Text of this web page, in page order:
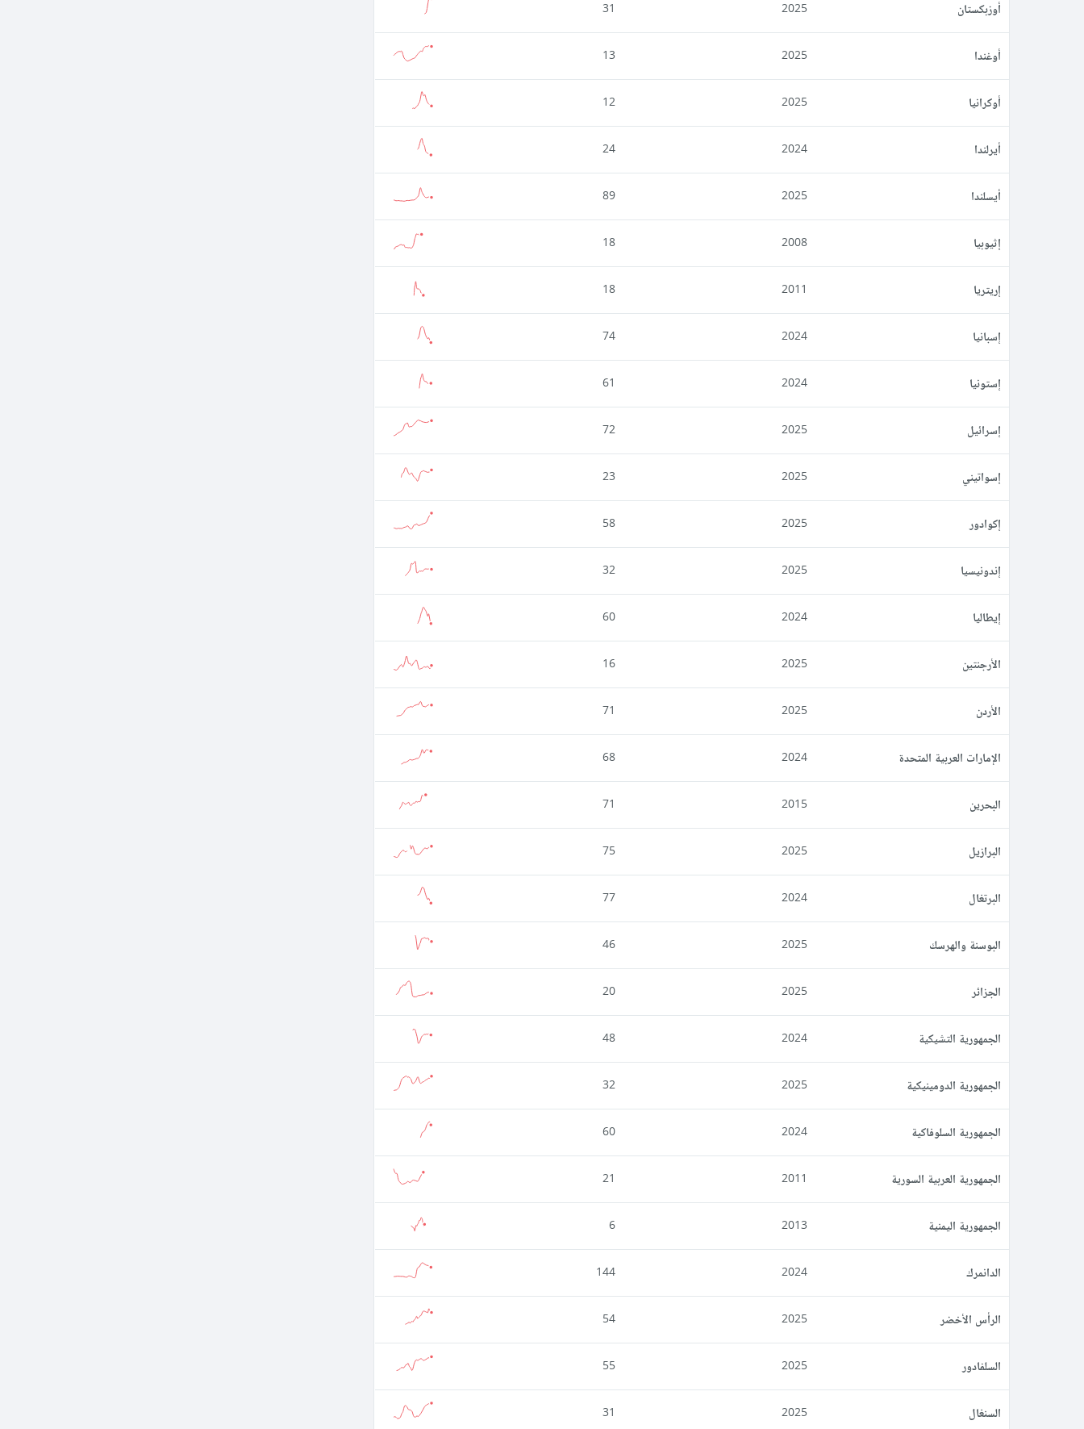
أوزبكستان 2025
31
أوغندا 2025
13
أوكرانيا 2025
12
أيرلندا 2024
24
أيسلندا 2025
89
إثيوبيا 2008
18
إريتريا 2011
18
إسبانيا 2024
74
إستونيا 2024
61
إسرائيل 2025
72
إسواتيني 2025
23
إكوادور 2025
58
إندونيسيا 2025
32
إيطاليا 2024
60
الأرجنتين 2025
16
الأردن 2025
71
الإمارات العربية المتحدة 2024
68
البحرين 2015
71
البرازيل 2025
75
البرتغال 2024
77
البوسنة والهرسك 2025
46
الجزائر 2025
20
الجمهورية التشيكية 2024
48
الجمهورية الدومينيكية 2025
32
الجمهورية السلوفاكية 2024
60
الجمهورية العربية السورية 2011
21
الجمهورية اليمنية 2013
6
الدانمرك 2024
144
الرأس الأخضر 2025
54
السلفادور 2025
55
السنغال 2025
31